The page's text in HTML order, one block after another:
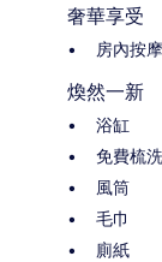
奢華享受
房內按
煥然一新
浴缸
免費梳
風筒
毛巾
廁紙